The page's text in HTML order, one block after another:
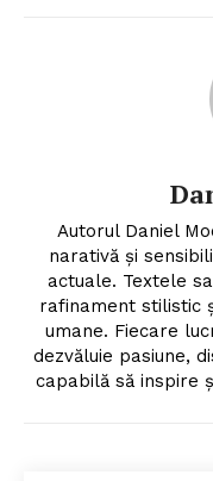
Autorul Daniel
narativă și
actuale. Textele
rafinament stilistic
umane. Fiecare
dezvăluie pasiune,
capabilă să inspire